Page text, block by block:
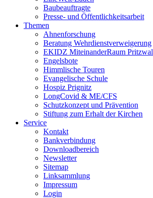
Baubeauftragte
Presse- und Öffentlichkeitsarbeit
Themen
Ahnenforschung
Beratung Wehrdienstverweigerung
EKIDZ MiteinanderRaum
Engelsbote
Himmlische Touren
Evangelische Schule
Hospiz Prignitz
LongCovid & ME/CFS
Schutzkonzept und Prävention
Stiftung zum Erhalt der Kirchen
Service
Kontakt
Bankverbindung
Downloadbereich
Newsletter
Sitemap
Linksammlung
Impressum
Login